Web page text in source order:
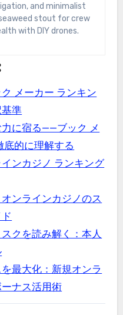
and minimalist
stout for crew
with DIY drones.
メーカー ランキン
準
に宿る——ブック メ
底的に理解する
ンカジノ ランキング
ンラインカジノのス
クを読み解く：本人
最大化：新規オンラ
ナス活用術